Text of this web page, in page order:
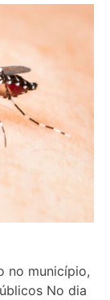
no município,
No dia